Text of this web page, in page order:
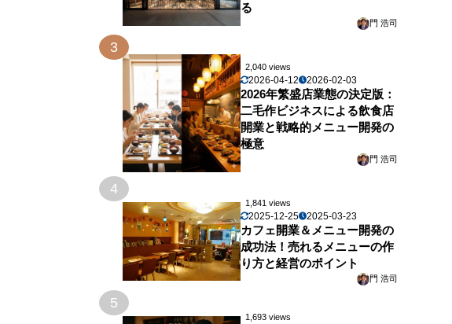
る
門 浩司
3
2,040 views
2026-04-12 2026-02-03
2026年繁盛店業態の決定版：
二毛作ビジネスによる飲食店
開業と戦略的メニュー開発の
極意
門 浩司
4
1,841 views
2025-12-25 2025-03-23
カフェ開業＆メニュー開発の
成功法！売れるメニューの作
り方と経営のポイント
門 浩司
5
1,693 views